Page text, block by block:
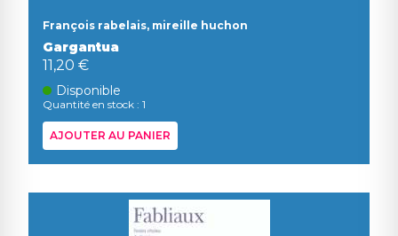
François rabelais, mireille huchon
Gargantua
11,20 €
Disponible
Quantité en stock : 1
AJOUTER AU PANIER